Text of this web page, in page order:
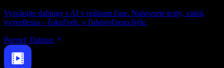
Vytvárajte dabingy s AI v reálnom čase. Nahovorte texty, videá,
vysvetlenia – čokoľvek, v ľubovoľnom štýle.
Pozrieť Dabing